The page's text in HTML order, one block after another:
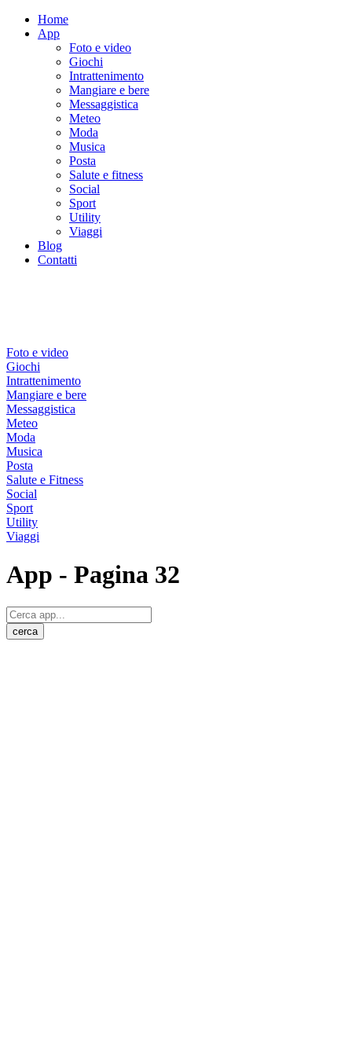
Home
App
Foto e video
Giochi
Intrattenimento
Mangiare e bere
Messaggistica
Meteo
Moda
Musica
Posta
Salute e fitness
Social
Sport
Utility
Viaggi
Blog
Contatti
Foto e video
Giochi
Intrattenimento
Mangiare e bere
Messaggistica
Meteo
Moda
Musica
Posta
Salute e Fitness
Social
Sport
Utility
Viaggi
App - Pagina 32